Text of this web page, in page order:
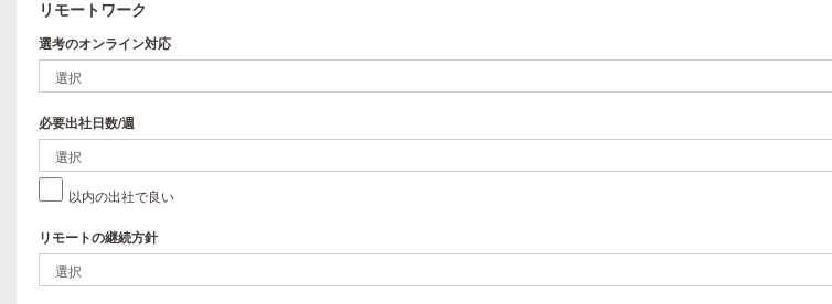
リモートワーク
選考のオンライン対応
必要出社日数/週
以内の出社で良い
リモートの継続方針